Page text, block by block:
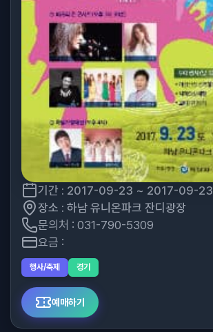
기간 : 2017-09-23 ~ 2017-09-23
장소 : 하남 유니온파크 잔디광장
문의처 : 031-790-5309
요금 :
행사/축제 경기
예매하기